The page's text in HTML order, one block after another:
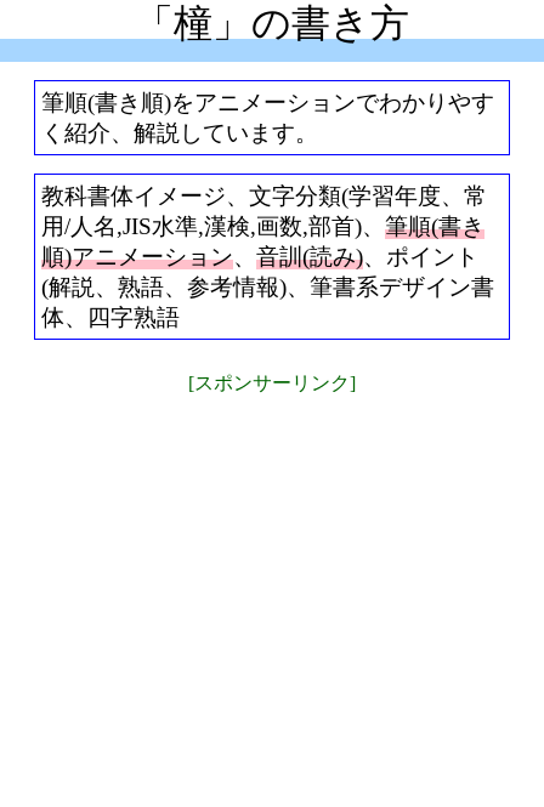
「橦」の書き方
筆順(書き順)をアニメーションでわかりやす
く紹介、解説しています。
教科書体イメージ、文字分類(学習年度、常
用/人名,JIS水準,漢検,画数,部首)、 筆順(書き
順)アニメーション、 音訓(読み)、ポイント
(解説、熟語、参考情報)、筆書系デザイン書
体、四字熟語
[スポンサーリンク]